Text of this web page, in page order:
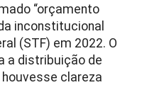
“orçamento
inconstitucional
(STF) em 2022. O
a distribuição de
clareza